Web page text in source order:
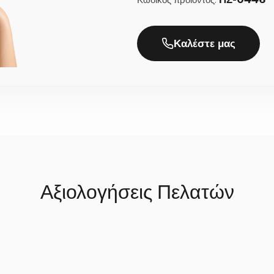
που δένει τέλεια με κορδέλες σε λευκό, ιβουάρ, παστέλ
γράφοντας απλά την προτίμησή σας στα σχόλια της
παράδοση;
Καλέστε μας
Αξιολογήσεις Πελατών